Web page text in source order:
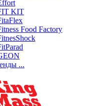
KIT
Food Factory
...